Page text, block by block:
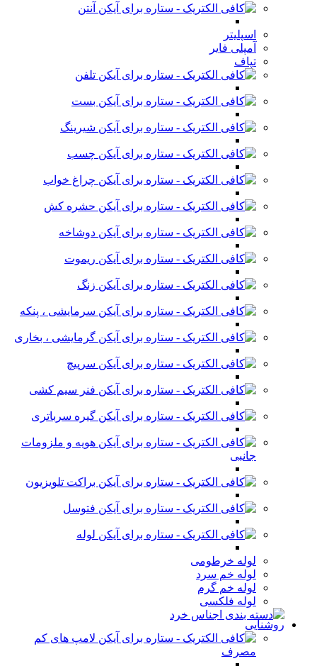
آنتن
اسپلیتر
آمپلی فایر
تپاف
تلفن
بست
شیرینگ
چسب
چراغ خواب
حشره کش
دوشاخه
ریموت
زنگ
سرمایشی ، پنکه
گرمایشی ، بخاری
سرپیچ
فنر سیم کشی
گیره سرباتری
هویه و ملزومات
جانبی
براکت تلویزیون
فتوسل
لوله
لوله خرطومی
لوله خم سرد
لوله خم گرم
لوله فلکسی
روشنایی
لامپ های کم
مصرف